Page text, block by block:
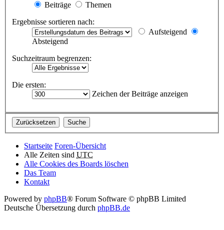
Beiträge
Themen
Ergebnisse sortieren nach:
Aufsteigend
Absteigend
Suchzeitraum begrenzen:
Die ersten:
Zeichen der Beiträge anzeigen
Startseite Foren-Übersicht
Alle Zeiten sind UTC
Alle Cookies des Boards löschen
Das Team
Kontakt
Powered by phpBB® Forum Software © phpBB Limited
Deutsche Übersetzung durch phpBB.de